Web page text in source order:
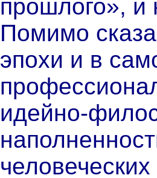
прошлого», и
Помимо
эпохи и в
идейно-